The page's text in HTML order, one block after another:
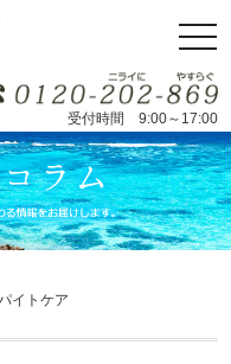
受付時間 9:00～17:00
イトケア